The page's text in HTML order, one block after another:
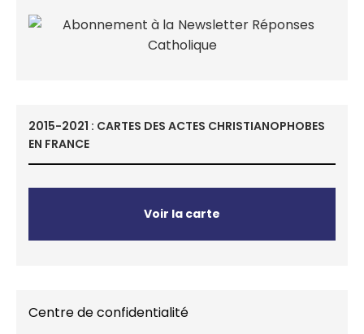
2015-2021 : CARTES DES ACTES CHRISTIANOPHOBES
EN FRANCE
Voir la carte
Centre de confidentialité